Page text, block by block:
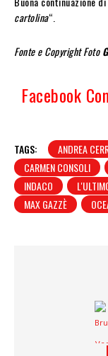
cartolina“.
Fonte e Copyright Foto
Facebook
TAGS: ANDREA
CARMEN CONSOLI
INDACO
MAX GAZZÈ